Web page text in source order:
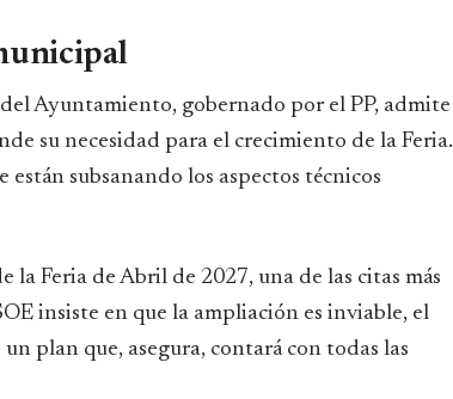
Ayuntamiento, gobernado por el PP, admite
su necesidad para el crecimiento de la Feria.
subsanando los aspectos técnicos
Feria de Abril de 2027, una de las citas más
insiste en que la ampliación es inviable, el
plan que, asegura, contará con todas las